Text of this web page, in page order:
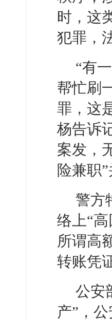
时，这
犯罪，
“有
帮忙刷
罪，这
杨告诉
案发，
险兼职”
警方
络上“
所谓高
转账凭
公安
产”，